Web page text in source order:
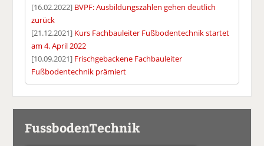
[16.02.2022] BVPF: Ausbildungszahlen gehen deutlich
zurück
[21.12.2021] Kurs Fachbauleiter Fußbodentechnik startet
am 4. April 2022
[10.09.2021] Frischgebackene Fachbauleiter
Fußbodentechnik prämiert
FussbodenTechnik